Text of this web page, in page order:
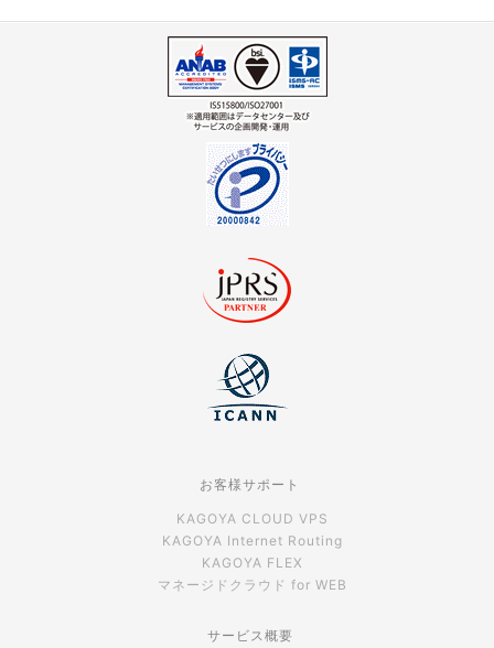
お客様サポート
KAGOYA CLOUD VPS
KAGOYA Internet Routing
KAGOYA FLEX
マネージドクラウド for WEB
サービス概要